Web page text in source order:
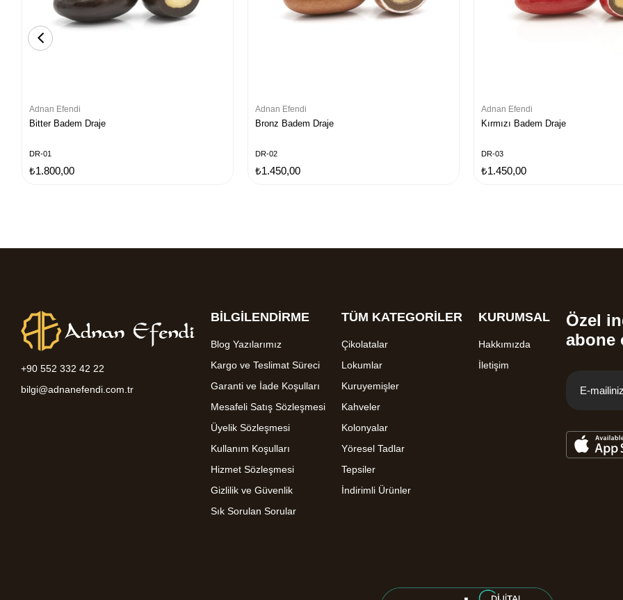
Adnan Efendi
Bitter Badem Draje
DR-01
₺1.800,00
Adnan Efendi
Bronz Badem Draje
DR-02
₺1.450,00
Adnan Efendi
Kırmızı Badem Draje
DR-03
₺1.450,00
+90 552 332 42 22
bilgi@adnanefendi.com.tr
BİLGİLENDİRME
Blog Yazılarımız
Kargo ve Teslimat Süreci
Garanti ve İade Koşulları
Mesafeli Satış Sözleşmesi
Üyelik Sözleşmesi
Kullanım Koşulları
Hizmet Sözleşmesi
Gizlilik ve Güvenlik
Sık Sorulan Sorular
TÜM KATEGORİLER
Çikolatalar
Lokumlar
Kuruyemişler
Kahveler
Kolonyalar
Yöresel Tadlar
Tepsiler
İndirimli Ürünler
KURUMSAL
Hakkımızda
İletişim
Özel
abone